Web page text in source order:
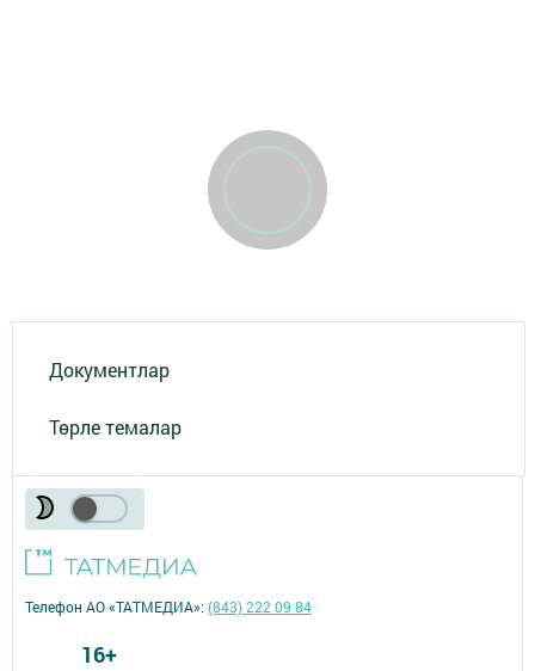
Документлар
Төрле темалар
Телефон АО «ТАТМЕДИА»:(843) 222 09 84
16+